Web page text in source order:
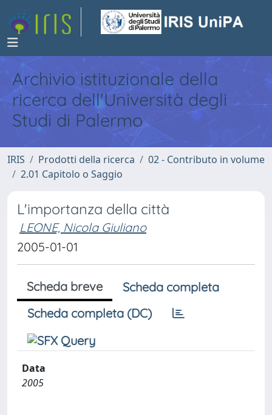
Archivio istituzionale della
ricerca dell'Università degli
Studi di Palermo
IRIS Prodotti della ricerca
02 - Contributo in volume
2.01 Capitolo o Saggio
L'importanza della città
LEONE, Nicola Giuliano
2005-01-01
Scheda breve
Scheda completa
Scheda completa (DC)
Data
2005